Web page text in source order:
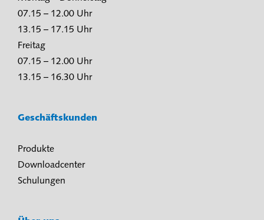
07.15 – 12.00 Uhr
13.15 – 17.15 Uhr
Freitag
07.15 – 12.00 Uhr
13.15 – 16.30 Uhr
Geschäftskunden
Produkte
Downloadcenter
Schulungen